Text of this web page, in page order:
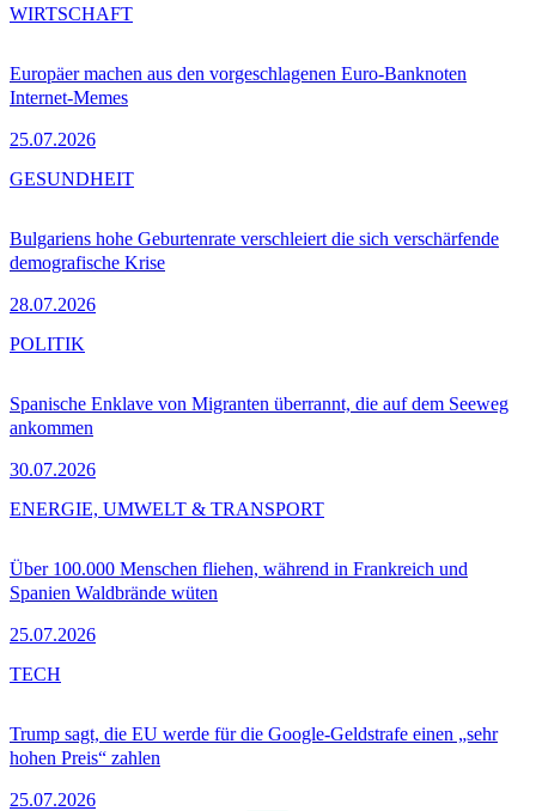
Europäer machen aus den vorgeschlagenen Euro-Banknoten
Internet-Memes
25.07.2026
WIRTSCHAFT
Bulgariens hohe Geburtenrate verschleiert die sich verschärfende
demografische Krise
28.07.2026
GESUNDHEIT
Spanische Enklave von Migranten überrannt, die auf dem Seeweg
ankommen
30.07.2026
POLITIK
Über 100.000 Menschen fliehen, während in Frankreich und
Spanien Waldbrände wüten
25.07.2026
ENERGIE, UMWELT & TRANSPORT
Trump sagt, die EU werde für die Google-Geldstrafe einen „sehr
hohen Preis“ zahlen
25.07.2026
TECH